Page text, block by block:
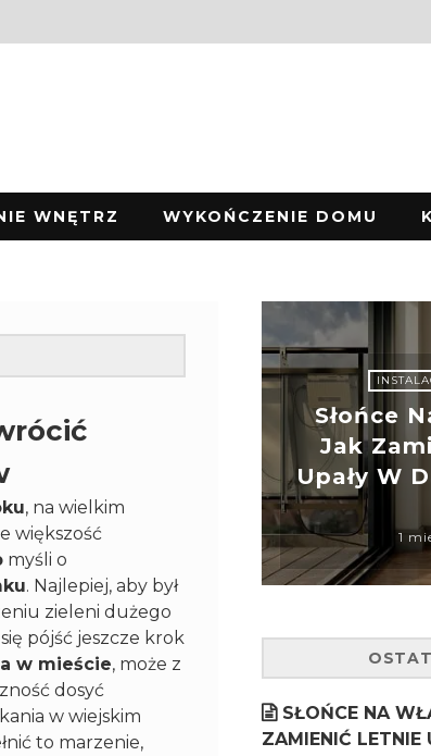
WNĘTRZ WYKOŃCZENIE DOMU
, na wielkim
większość
myśli o
. Najlepiej, aby był
zieleni dużego
pójść jeszcze krok
w mieście, może z
dosyć
w wiejskim
to marzenie,
Słońce
Jak
Upały W
1
SŁOŃCE NA
ZAMIENIĆ